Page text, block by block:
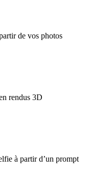
de vos photos
rendus 3D
à partir d’un prompt